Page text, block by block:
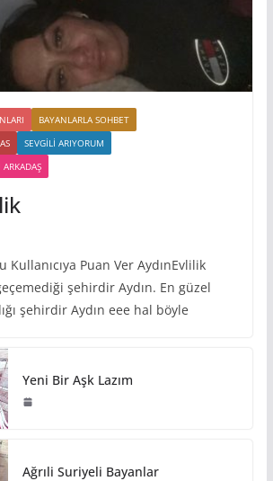
BAYANLARLA SOHBET
SEVGILI ARIYORUM
Kullanıcıya Puan Ver AydınEvlilik
şehirdir Aydın. En güzel
şehirdir Aydın eee hal böyle
Yeni Bir Aşk Lazım
Ağrıli Suriyeli Bayanlar